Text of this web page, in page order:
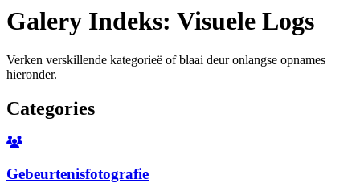
Galery Indeks: Visuele Logs
Verken verskillende kategorieë of blaai deur onlangse opnames
hieronder.
Categories
Gebeurtenisfotografie